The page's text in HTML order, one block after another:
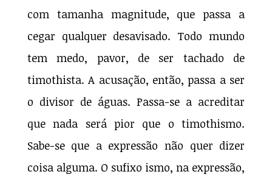
com tamanha magnitude, que passa a
cegar qualquer desavisado. Todo mundo
tem medo, pavor, de ser tachado de
timothista. A acusação, então, passa a ser
o divisor de águas. Passa-se a acreditar
que nada será pior que o timothismo.
Sabe-se que a expressão não quer dizer
coisa alguma. O sufixo ismo, na expressão,